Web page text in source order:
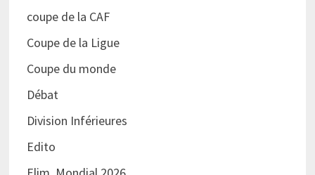
coupe de la CAF
Coupe de la Ligue
Coupe du monde
Débat
Division Inférieures
Edito